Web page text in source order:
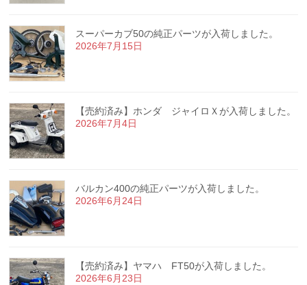
スーパーカブ50の純正パーツが入荷しました。
2026年7月15日
【売約済み】ホンダ ジャイロＸが入荷しました。
2026年7月4日
バルカン400の純正パーツが入荷しました。
2026年6月24日
【売約済み】ヤマハ FT50が入荷しました。
2026年6月23日